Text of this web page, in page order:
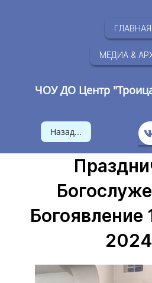
ГЛАВНАЯ
МЕДИА &
ЧОУ ДО Центр
Назад...
Богоявление